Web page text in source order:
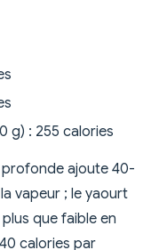
g) : 255 calories
ajoute 40-
vapeur ; le yaourt
que faible en
calories par